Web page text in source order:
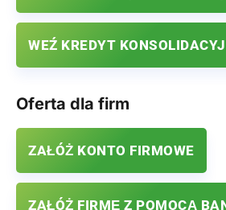
WEŹ KREDYT
Oferta dla firm
ZAŁÓŻ KONTO FIRMOWE
ZAŁÓŻ FIRMĘ Z POMOCĄ